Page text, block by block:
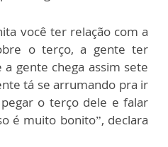
você ter relação com a
o terço, a gente ter
gente chega assim sete
tá se arrumando pra ir
o terço dele e falar
é muito bonito”, declara